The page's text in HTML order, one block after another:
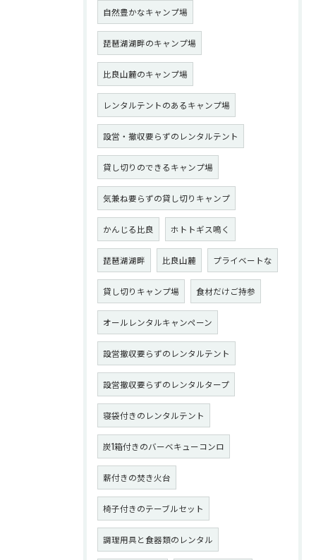
自然豊かなキャンプ場
琵琶湖湖畔のキャンプ場
比良山麓のキャンプ場
レンタルテントのあるキャンプ場
設営・撤収要らずのレンタルテント
貸し切りのできるキャンプ場
気兼ね要らずの貸し切りキャンプ
かんじる比良 ホトトギス鳴く
琵琶湖湖畔 比良山麓 プライベートな
貸し切りキャンプ場 食材だけご持参
オールレンタルキャンペーン
設営撤収要らずのレンタルテント
設営撤収要らずのレンタルタープ
寝袋付きのレンタルテント
炭1箱付きのバーベキューコンロ
薪付きの焚き火台
椅子付きのテーブルセット
調理用具と食器類のレンタル